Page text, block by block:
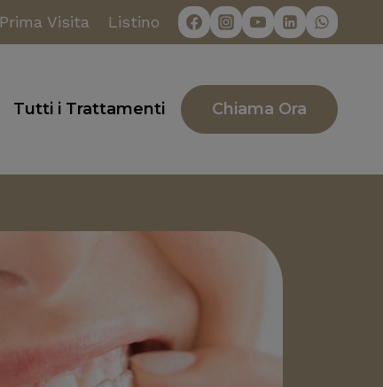
Prima Visita Listino
Tutti i Trattamenti Chiama Ora